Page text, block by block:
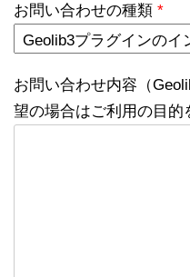
お問い合わせの種類 *
お問い合わせ内容（
望の場合はご利用の目的